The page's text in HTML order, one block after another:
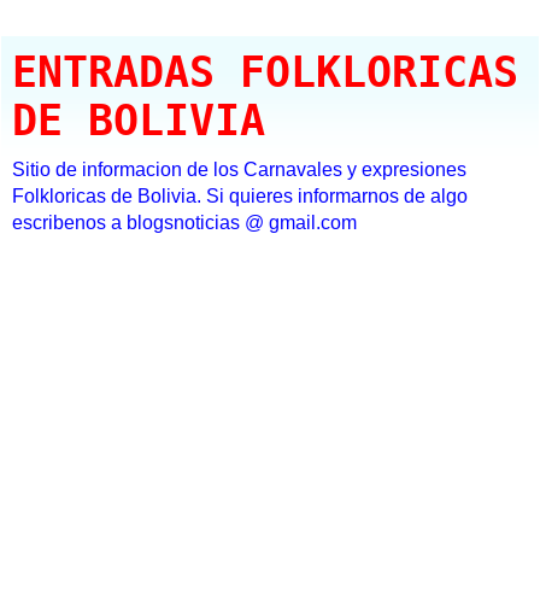
ENTRADAS FOLKLORICAS
DE BOLIVIA
Sitio de informacion de los Carnavales y expresiones
Folkloricas de Bolivia. Si quieres informarnos de algo
escribenos a blogsnoticias @ gmail.com